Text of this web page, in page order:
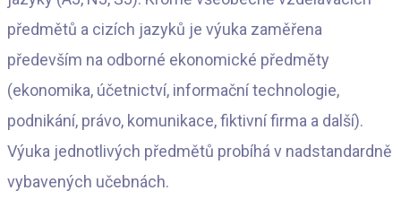
předmětů a cizích jazyků je výuka zaměřena
především na odborné ekonomické předměty
(ekonomika, účetnictví, informační technologie,
podnikání, právo, komunikace, fiktivní firma a další).
Výuka jednotlivých předmětů probíhá v nadstandardně
vybavených učebnách.